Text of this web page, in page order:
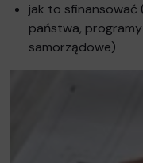
jak to sfinansować
państwa, programy
samorządowe)